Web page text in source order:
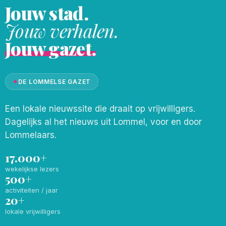
Jouw stad.
Jouw verhalen.
Jouw gazet.
✦DE LOMMELSE GAZET
Een lokale nieuwssite die draait op vrijwilligers.
Dagelijks al het nieuws uit Lommel, voor en door
Lommelaars.
17.000+
wekelijkse lezers
500+
activiteiten / jaar
20+
lokale vrijwilligers